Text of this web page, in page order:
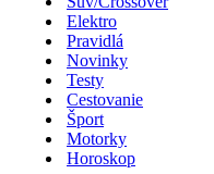
Elektro
Pravidlá
Novinky
Testy
Cestovanie
Šport
Motorky
Horoskop